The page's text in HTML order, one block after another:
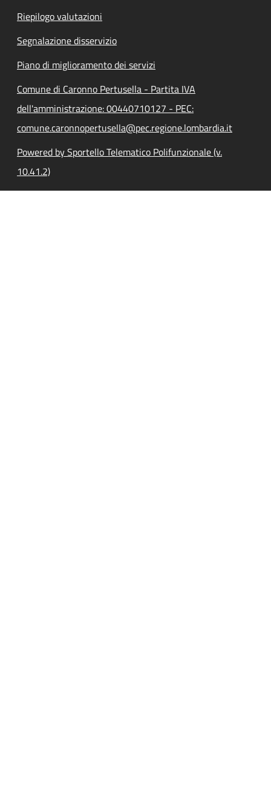
Riepilogo valutazioni
Segnalazione disservizio
Piano di miglioramento dei servizi
Comune di Caronno Pertusella - Partita IVA
dell'amministrazione: 00440710127 - PEC:
comune.caronnopertusella@pec.regione.lombardia.it
Powered by Sportello Telematico Polifunzionale (v.
10.41.2)